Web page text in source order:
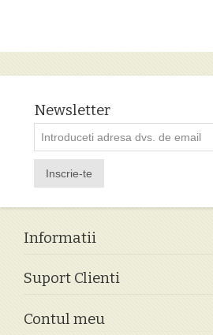
Newsletter
Inscrie-te
Informatii
Suport Clienti
Contul meu